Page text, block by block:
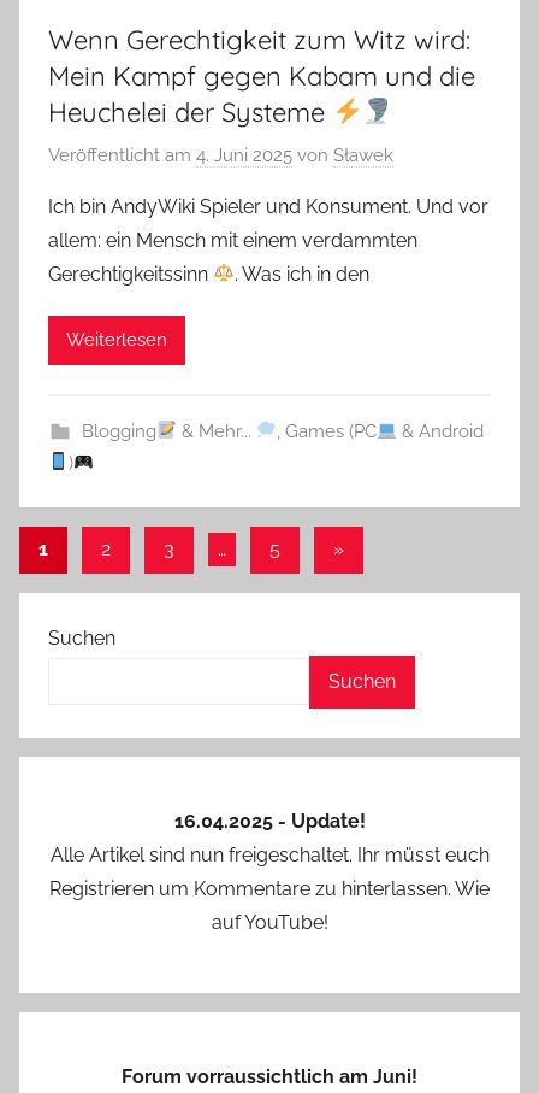
Wenn Gerechtigkeit zum Witz wird:
Mein Kampf gegen Kabam und die
Heuchelei der Systeme
Veröffentlicht am 4. Juni 2025 von Sławek
Ich bin AndyWiki Spieler und Konsument. Und vor
allem: ein Mensch mit einem verdammten
Gerechtigkeitssinn
. Was ich in den
Weiterlesen
Blogging & Mehr... Games (PC
& Android
)
Seitennummerierung
der
Beiträge
1 2 3 … 5
Nächste
Beiträge
»
Suchen
Suchen
16.04.2025 - Update!
Alle Artikel sind nun freigeschaltet. Ihr müsst euch
Registrieren um Kommentare zu hinterlassen. Wie
auf YouTube!
Forum vorraussichtlich am Juni!